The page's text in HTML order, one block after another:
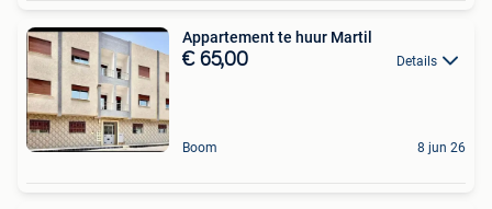
Appartement te huur Martil
€ 65,00 Details
Boom 8 jun 26